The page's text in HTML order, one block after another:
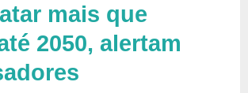
mais que
2050, alertam